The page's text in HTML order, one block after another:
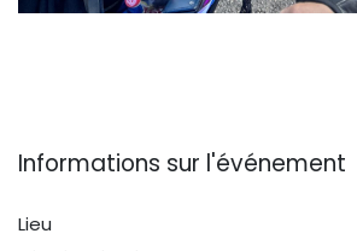
Informations sur l'événement
Lieu